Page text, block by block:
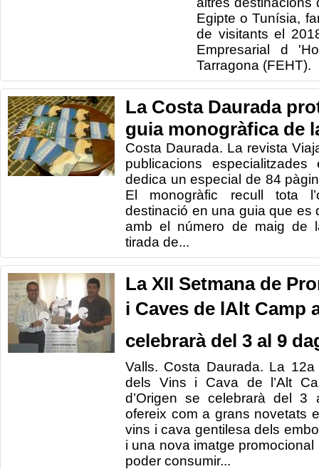
Egipte o Tunísia,
de visitants el
Empresarial d
Tarragona (FEHT).
La Costa Daurada
guia monogràfica de
Costa Daurada. La revista
publicacions
dedica un especial de 84
El monogràfic recull tota
destinació en una guia que es
amb el número de maig de
tirada de...
La XII Setmana de
i Caves de lAlt Camp
celebrarà del 3 al 9
Valls. Costa Daurada. La
dels Vins i Cava de l’Alt
d’Origen se celebrarà del
ofereix com a grans novetats
vins i cava gentilesa dels
i una nova imatge
poder consumir...